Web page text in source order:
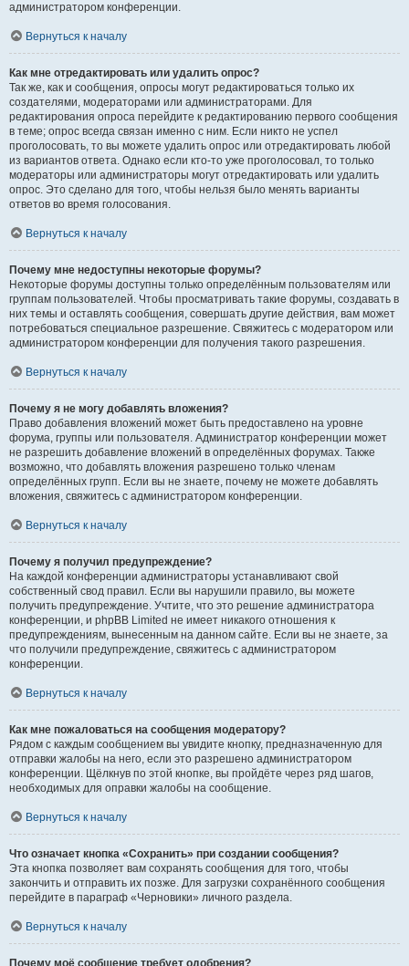
администратором конференции.
Вернуться к началу
Как мне отредактировать или удалить опрос?
Так же, как и сообщения, опросы могут редактироваться только их
создателями, модераторами или администраторами. Для
редактирования опроса перейдите к редактированию первого сообщения
в теме; опрос всегда связан именно с ним. Если никто не успел
проголосовать, то вы можете удалить опрос или отредактировать любой
из вариантов ответа. Однако если кто-то уже проголосовал, то только
модераторы или администраторы могут отредактировать или удалить
опрос. Это сделано для того, чтобы нельзя было менять варианты
ответов во время голосования.
Вернуться к началу
Почему мне недоступны некоторые форумы?
Некоторые форумы доступны только определённым пользователям или
группам пользователей. Чтобы просматривать такие форумы, создавать в
них темы и оставлять сообщения, совершать другие действия, вам может
потребоваться специальное разрешение. Свяжитесь с модератором или
администратором конференции для получения такого разрешения.
Вернуться к началу
Почему я не могу добавлять вложения?
Право добавления вложений может быть предоставлено на уровне
форума, группы или пользователя. Администратор конференции может
не разрешить добавление вложений в определённых форумах. Также
возможно, что добавлять вложения разрешено только членам
определённых групп. Если вы не знаете, почему не можете добавлять
вложения, свяжитесь с администратором конференции.
Вернуться к началу
Почему я получил предупреждение?
На каждой конференции администраторы устанавливают свой
собственный свод правил. Если вы нарушили правило, вы можете
получить предупреждение. Учтите, что это решение администратора
конференции, и phpBB Limited не имеет никакого отношения к
предупреждениям, вынесенным на данном сайте. Если вы не знаете, за
что получили предупреждение, свяжитесь с администратором
конференции.
Вернуться к началу
Как мне пожаловаться на сообщения модератору?
Рядом с каждым сообщением вы увидите кнопку, предназначенную для
отправки жалобы на него, если это разрешено администратором
конференции. Щёлкнув по этой кнопке, вы пройдёте через ряд шагов,
необходимых для оправки жалобы на сообщение.
Вернуться к началу
Что означает кнопка «Сохранить» при создании сообщения?
Эта кнопка позволяет вам сохранять сообщения для того, чтобы
закончить и отправить их позже. Для загрузки сохранённого сообщения
перейдите в параграф «Черновики» личного раздела.
Вернуться к началу
Почему моё сообщение требует одобрения?